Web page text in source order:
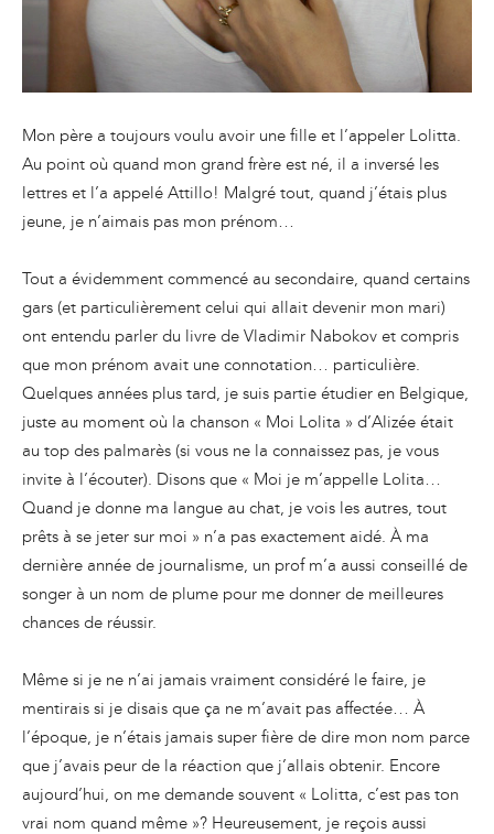
Mon père a toujours voulu avoir une fille et l’appeler Lolitta.
Au point où quand mon grand frère est né, il a inversé les
lettres et l’a appelé Attillo! Malgré tout, quand j’étais plus
jeune, je n’aimais pas mon prénom…
Tout a évidemment commencé au secondaire, quand certains
gars (et particulièrement celui qui allait devenir mon mari)
ont entendu parler du livre de Vladimir Nabokov et compris
que mon prénom avait une connotation… particulière.
Quelques années plus tard, je suis partie étudier en Belgique,
juste au moment où la chanson « Moi Lolita » d’Alizée était
au top des palmarès (si vous ne la connaissez pas, je vous
invite à l’écouter). Disons que « Moi je m’appelle Lolita…
Quand je donne ma langue au chat, je vois les autres, tout
prêts à se jeter sur moi » n’a pas exactement aidé. À ma
dernière année de journalisme, un prof m’a aussi conseillé de
songer à un nom de plume pour me donner de meilleures
chances de réussir.
Même si je ne n’ai jamais vraiment considéré le faire, je
mentirais si je disais que ça ne m’avait pas affectée… À
l’époque, je n’étais jamais super fière de dire mon nom parce
que j’avais peur de la réaction que j’allais obtenir. Encore
aujourd’hui, on me demande souvent « Lolitta, c’est pas ton
vrai nom quand même »? Heureusement, je reçois aussi